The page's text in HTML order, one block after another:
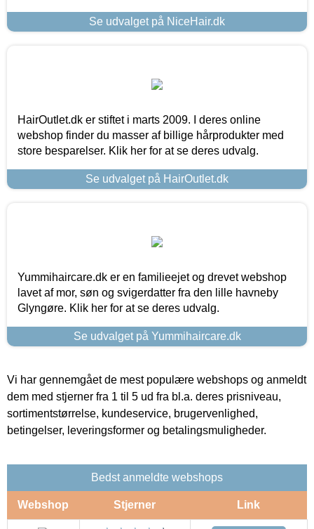
Se udvalget på NiceHair.dk
HairOutlet.dk er stiftet i marts 2009. I deres online
webshop finder du masser af billige hårprodukter med
store besparelser. Klik her for at se deres udvalg.
Se udvalget på HairOutlet.dk
Yummihaircare.dk er en familieejet og drevet webshop
lavet af mor, søn og svigerdatter fra den lille havneby
Glyngøre. Klik her for at se deres udvalg.
Se udvalget på Yummihaircare.dk
Vi har gennemgået de mest populære webshops og anmeldt
dem med stjerner fra 1 til 5 ud fra bl.a. deres prisniveau,
sortimentstørrelse, kundeservice, brugervenlighed,
betingelser, leveringsformer og betalingsmuligheder.
Bedst anmeldte webshops
Webshop Stjerner Link